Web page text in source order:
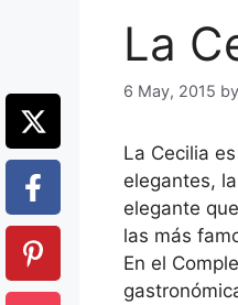
La
6 May, 2015 by
La Cecilia
elegantes,
elegante
las más
En el